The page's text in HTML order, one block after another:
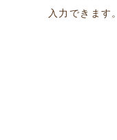
入力できます